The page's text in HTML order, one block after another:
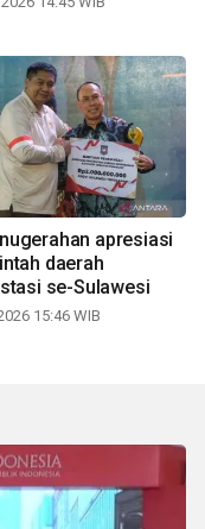
apresiasi
daerah
se-Sulawesi
15:46 WIB